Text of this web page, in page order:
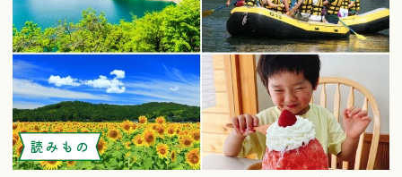
読みもの